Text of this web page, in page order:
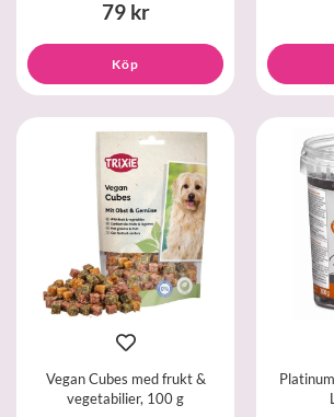
79 kr
Köp
Vegan Cubes med frukt &
vegetabilier, 100 g